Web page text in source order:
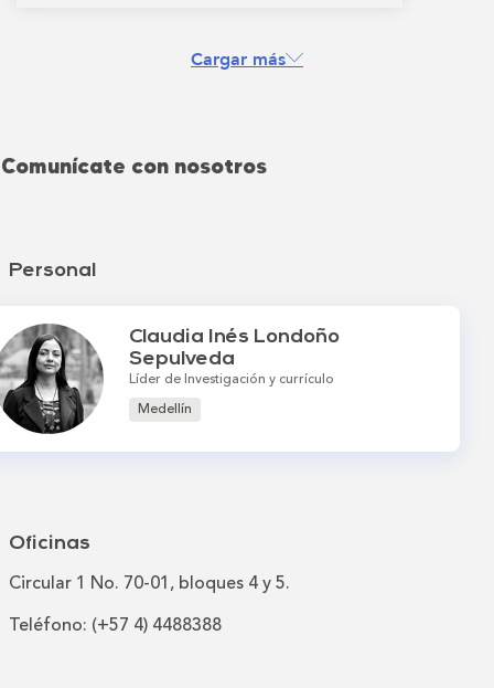
Cargar más
Comunícate con nosotros
Personal
Claudia Inés Londoño
Sepulveda
Líder de Investigación y currículo
Medellín
Oficinas
Circular 1 No. 70-01, bloques 4 y 5.
Teléfono: (+57 4) 4488388